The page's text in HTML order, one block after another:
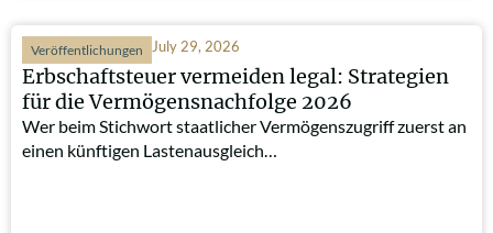
Veröffentlichungen July 29, 2026
Erbschaftsteuer vermeiden legal: Strategien
für die Vermögensnachfolge 2026
Wer beim Stichwort staatlicher Vermögenszugriff zuerst an
einen künftigen Lastenausgleich…